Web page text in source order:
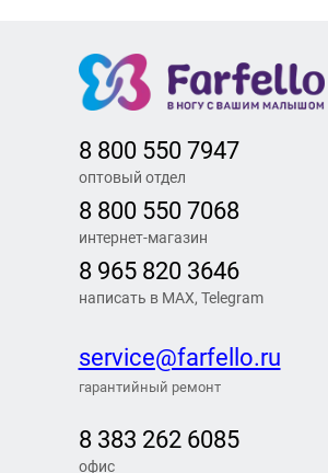
8 800 550 7947
оптовый отдел
8 800 550 7068
интернет-магазин
8 965 820 3646
написать в MAX, Telegram
service@farfello.ru
гарантийный ремонт
8 383 262 6085
офис